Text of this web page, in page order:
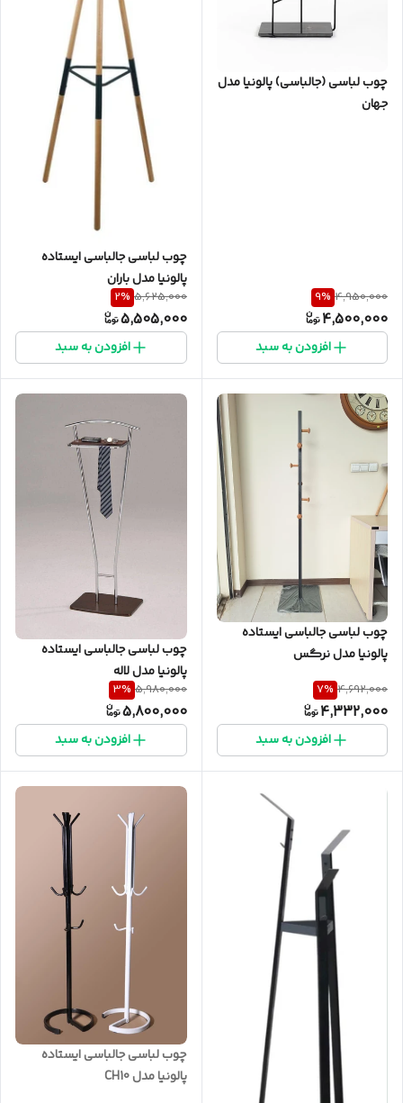
چوب لباسی (جالباسی) پالونیا مدل
جهان
4,950,000
9%
4,500,000
افزودن به سبد
چوب لباسی جالباسی ایستاده
پالونیا مدل باران
5,625,000
2%
5,505,000
افزودن به سبد
چوب لباسی جالباسی ایستاده
پالونیا مدل نرگس
4,692,000
7%
4,332,000
افزودن به سبد
چوب لباسی جالباسی ایستاده
پالونیا مدل لاله
5,980,000
3%
5,800,000
افزودن به سبد
چوب لباسی جالباسی ایستاده
پالونیا مدل CH10